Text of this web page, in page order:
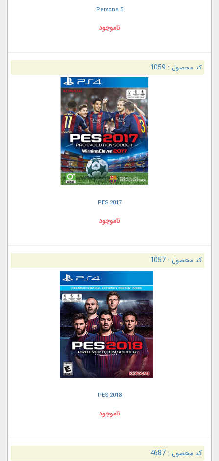
Persona 5
ناموجود
کد محصول : 1059
PES 2017
ناموجود
کد محصول :1057
PES 2018
ناموجود
کد محصول :4687